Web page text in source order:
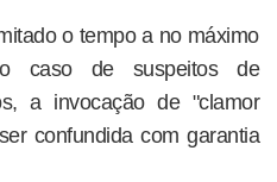
o tempo a no máximo
caso de suspeitos de
a invocação de "clamor
confundida com garantia